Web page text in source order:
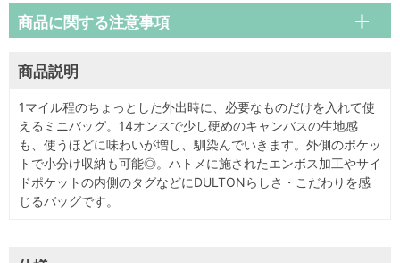
商品説明
1マイル程のちょっとした外出時に、必要なものだけを入れて使
えるミニバッグ。14オンスで少し硬めのキャンバスの生地感
も、使うほどに味わいが増し、馴染んでいきます。外側のポケッ
トで小分け収納も可能◎。ハトメに施されたエンボス加工やサイ
ドポケットの内側のタグなどにDULTONらしさ・こだわりを感
じるバッグです。
商品に関する注意事項